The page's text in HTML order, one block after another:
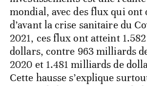
mondial, avec des flux qui ont
d’avant la crise sanitaire du
2021, ces flux ont atteint
dollars, contre 963 milliards
2020 et 1.481 milliards de
Cette hausse s’explique